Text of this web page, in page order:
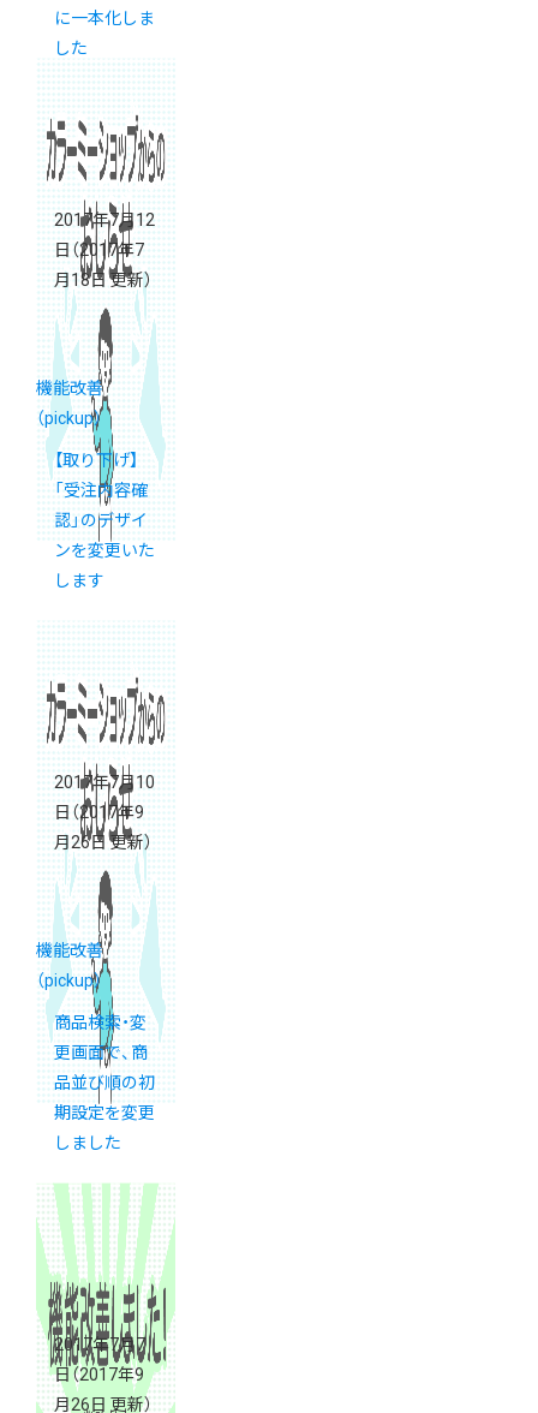
に一本化しま
した
2017年7月12
日（2017年7
月18日 更新）
機能改善
（pickup）
【取り下げ】
「受注内容確
認」のデザイ
ンを変更いた
します
2017年7月10
日（2017年9
月26日 更新）
機能改善
（pickup）
商品検索・変
更画面で、商
品並び順の初
期設定を変更
しました
2017年7月7
日 （2017年9
月26日 更新）